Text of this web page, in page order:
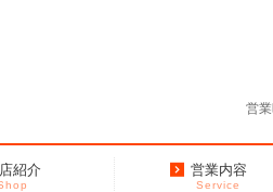
営
紹介 営業内容
Service